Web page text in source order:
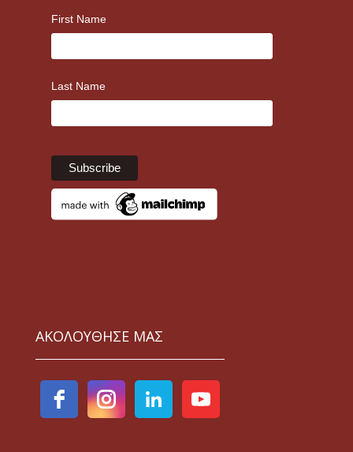
First Name
Last Name
ΑΚΟΛΟΥΘΗΣΕ ΜΑΣ